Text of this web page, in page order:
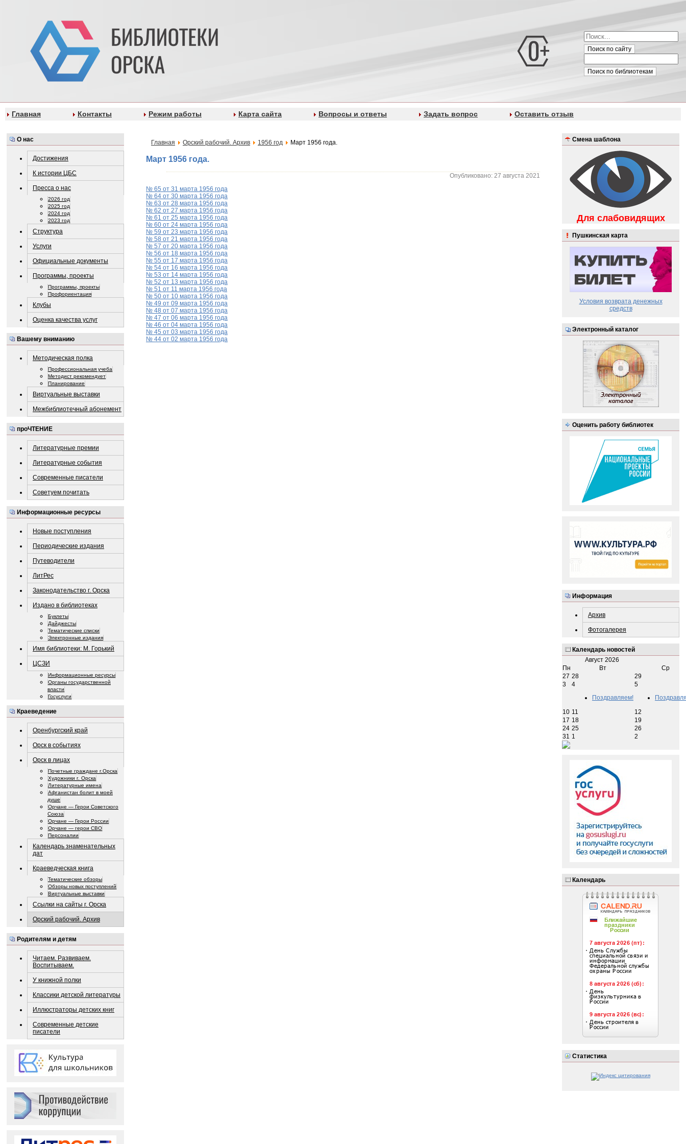
Поиск по сайту
Поиск по библиотекам
Главная Контакты Режим работы Карта сайта Вопросы и ответы Задать вопрос Оставить отзыв
О нас
Достижения
К истории ЦБС
Пресса о нас
2026 год
2025 год
2024 год
2023 год
Структура
Услуги
Официальные документы
Программы, проекты
Программы, проекты
Профориентация
Клубы
Оценка качества услуг
Вашему вниманию
Методическая полка
Профессиональная учеба
Методист рекомендует
Планирование
Виртуальные выставки
Межбиблиотечный абонемент
проЧТЕНИЕ
Литературные премии
Литературные события
Современные писатели
Советуем почитать
Информационные ресурсы
Новые поступления
Периодические издания
Путеводители
ЛитРес
Законодательство г. Орска
Издано в библиотеках
Буклеты
Дайджесты
Тематические списки
Электронные издания
Имя библиотеки: М. Горький
ЦСЗИ
Информационные ресурсы
Органы государственной
власти
Госуслуги
Краеведение
Оренбургский край
Орск в событиях
Орск в лицах
Почетные граждане г.Орска
Художники г. Орска
Литературные имена
Афганистан болит в моей
душе
Орчане — Герои Советского
Союза
Орчане — Герои России
Орчане — герои СВО
Персоналии
Календарь знаменательных
дат
Краеведческая книга
Тематические обзоры
Обзоры новых поступлений
Виртуальные выставки
Ссылки на сайты г. Орска
Орский рабочий. Архив
Родителям и детям
Читаем. Развиваем.
Воспитываем.
У книжной полки
Классики детской литературы
Иллюстраторы детских книг
Современные детские
писатели
Главная Орский рабочий. Архив 1956 год Март 1956 года.
Март 1956 года.
Опубликовано: 27 августа 2021
№ 65 от 31 марта 1956 года
№ 64 от 30 марта 1956 года
№ 63 от 28 марта 1956 года
№ 62 от 27 марта 1956 года
№ 61 от 25 марта 1956 года
№ 60 от 24 марта 1956 года
№ 59 от 23 марта 1956 года
№ 58 от 21 марта 1956 года
№ 57 от 20 марта 1956 года
№ 56 от 18 марта 1956 года
№ 55 от 17 марта 1956 года
№ 54 от 16 марта 1956 года
№ 53 от 14 марта 1956 года
№ 52 от 13 марта 1956 года
№ 51 от 11 марта 1956 года
№ 50 от 10 марта 1956 года
№ 49 от 09 марта 1956 года
№ 48 от 07 марта 1956 года
№ 47 от 06 марта 1956 года
№ 46 от 04 марта 1956 года
№ 45 от 03 марта 1956 года
№ 44 от 02 марта 1956 года
Смена шаблона
Для слабовидящих
Пушкинская карта
Условия возврата денежных
средств
Электронный каталог
Оценить работу библиотек
Информация
Архив
Фотогалерея
Календарь новостей
Август 2026
Пн
Вт
Ср
27 28
29
3
4
Поздравляем!
5
10 11
12
17 18
19
24 25
26
31 1 2
Календарь
Статистика